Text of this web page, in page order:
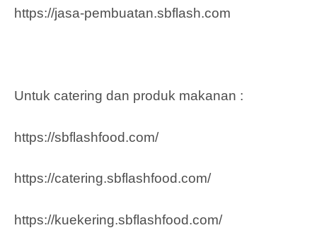
https://jasa-pembuatan.sbflash.com
Untuk catering dan produk makanan :
https://sbflashfood.com/
https://catering.sbflashfood.com/
https://kuekering.sbflashfood.com/